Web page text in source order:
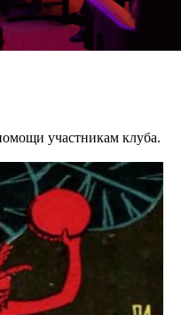
участникам клуба.